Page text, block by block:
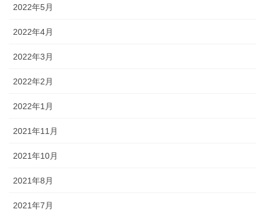
2022年5月
2022年4月
2022年3月
2022年2月
2022年1月
2021年11月
2021年10月
2021年8月
2021年7月